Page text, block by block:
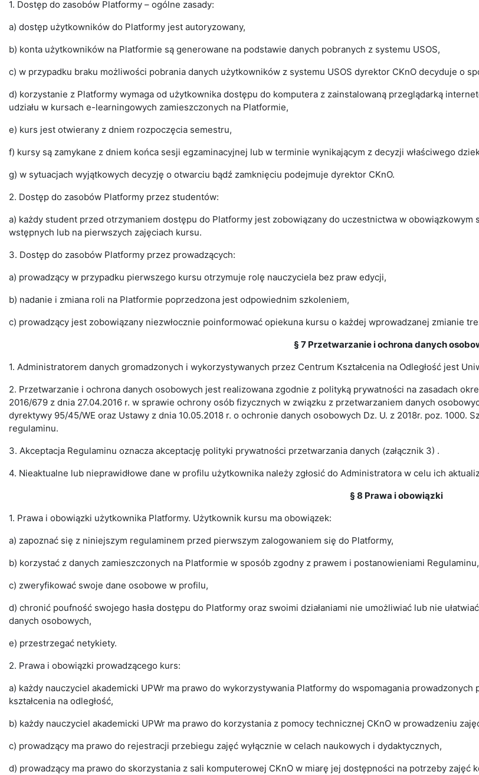
1. Dostęp do zasobów Platformy – ogólne zasady:
a) dostęp użytkowników do Platformy jest autoryzowany,
b) konta użytkowników na Platformie są generowane na podstawie danych pobranych z systemu USOS,
c) w przypadku braku możliwości pobrania danych użytkowników z systemu USOS dyrektor CKnO decyduje o
d) korzystanie z Platformy wymaga od użytkownika dostępu do komputera z zainstalowaną przeglądarką
udziału w kursach e-learningowych zamieszczonych na Platformie,
e) kurs jest otwierany z dniem rozpoczęcia semestru,
f) kursy są zamykane z dniem końca sesji egzaminacyjnej lub w terminie wynikającym z decyzji właściwego
g) w sytuacjach wyjątkowych decyzję o otwarciu bądź zamknięciu podejmuje dyrektor CKnO.
2. Dostęp do zasobów Platformy przez studentów:
a) każdy student przed otrzymaniem dostępu do Platformy jest zobowiązany do uczestnictwa w
wstępnych lub na pierwszych zajęciach kursu.
3. Dostęp do zasobów Platformy przez prowadzących:
a) prowadzący w przypadku pierwszego kursu otrzymuje rolę nauczyciela bez praw edycji,
b) nadanie i zmiana roli na Platformie poprzedzona jest odpowiednim szkoleniem,
c) prowadzący jest zobowiązany niezwłocznie poinformować opiekuna kursu o każdej wprowadzanej zmianie
§ 7 Przetwarzanie i ochrona danych
1. Administratorem danych gromadzonych i wykorzystywanych przez Centrum Kształcenia na Odległość jest
2. Przetwarzanie i ochrona danych osobowych jest realizowana zgodnie z polityką prywatności na zasadach
2016/679 z dnia 27.04.2016 r. w sprawie ochrony osób fizycznych w związku z przetwarzaniem danych
dyrektywy 95/45/WE oraz Ustawy z dnia 10.05.2018 r. o ochronie danych osobowych Dz. U. z 2018r. poz. 1000.
regulaminu.
3. Akceptacja Regulaminu oznacza akceptację polityki prywatności przetwarzania danych (załącznik 3) .
4. Nieaktualne lub nieprawidłowe dane w profilu użytkownika należy zgłosić do Administratora w celu ich
§ 8 Prawa i obowiązki
1. Prawa i obowiązki użytkownika Platformy. Użytkownik kursu ma obowiązek:
a) zapoznać się z niniejszym regulaminem przed pierwszym zalogowaniem się do Platformy,
b) korzystać z danych zamieszczonych na Platformie w sposób zgodny z prawem i postanowieniami Regulaminu,
c) zweryfikować swoje dane osobowe w profilu,
d) chronić poufność swojego hasła dostępu do Platformy oraz swoimi działaniami nie umożliwiać lub nie
danych osobowych,
e) przestrzegać netykiety.
2. Prawa i obowiązki prowadzącego kurs:
a) każdy nauczyciel akademicki UPWr ma prawo do wykorzystywania Platformy do wspomagania
kształcenia na odległość,
b) każdy nauczyciel akademicki UPWr ma prawo do korzystania z pomocy technicznej CKnO w prowadzeniu
c) prowadzący ma prawo do rejestracji przebiegu zajęć wyłącznie w celach naukowych i dydaktycznych,
d) prowadzący ma prawo do skorzystania z sali komputerowej CKnO w miarę jej dostępności na potrzeby zajęć